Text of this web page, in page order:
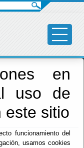
en
uso de
este sitio
funcionamiento del
usamos cookies